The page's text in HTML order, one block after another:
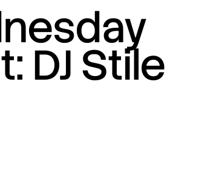
DJ Stile